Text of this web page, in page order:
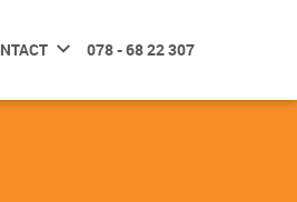
078 - 68 22 307